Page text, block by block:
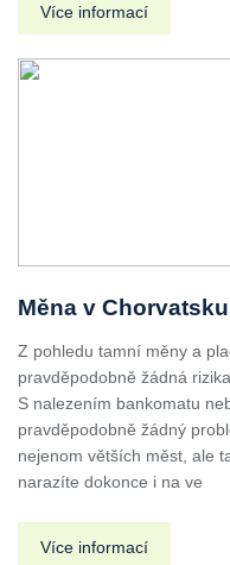
Více informací
Měna v Chorvatsku
Z pohledu tamní měny a
pravděpodobně žádná
S nalezením bankomatu
pravděpodobně žádný
nejenom větších měst, ale
narazíte dokonce i na ve
Více informací